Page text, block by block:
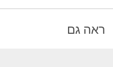
ראה גם